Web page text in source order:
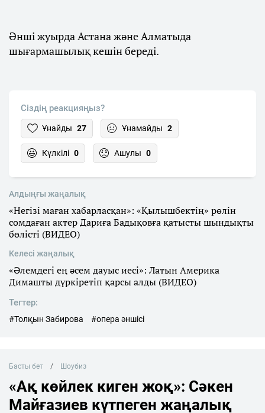
Әнші жуырда Астана және Алматыда
шығармашылық кешін береді.
Сіздің реакцияңыз?
Ұнайды 27 Ұнамайды 2
Күлкілі 0 Ашулы 0
Алдыңғы жаңалық
«Негізі маған хабарласқан»: «Қылышбектің» рөлін
сомдаған актер Дариға Бадықовға қатысты шындықты
бөлісті (ВИДЕО)
Келесі жаңалық
«Әлемдегі ең әсем дауыс иесі»: Латын Америка
Димашты дүркіретіп қарсы алды (ВИДЕО)
Тегтер:
#Толқын Забирова #опера әншісі
Басты бет Шоубиз
«Ақ көйлек киген жоқ»: Сәкен
Майғазиев күтпеген жаңалық